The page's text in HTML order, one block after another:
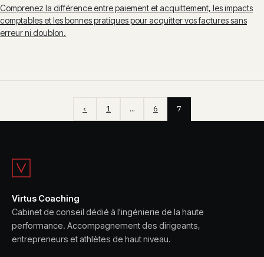
Comprenez la différence entre paiement et acquittement, les impacts
comptables et les bonnes pratiques pour acquitter vos factures sans
erreur ni doublon.
‹ 1 … 6 7
Virtus Coaching
Cabinet de conseil dédié à l'ingénierie de la haute
performance. Accompagnement des dirigeants,
entrepreneurs et athlètes de haut niveau.